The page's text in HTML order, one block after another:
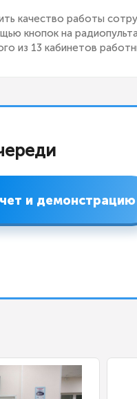
качество работы
кнопок на
из 13 кабинетов
и демонстрацию